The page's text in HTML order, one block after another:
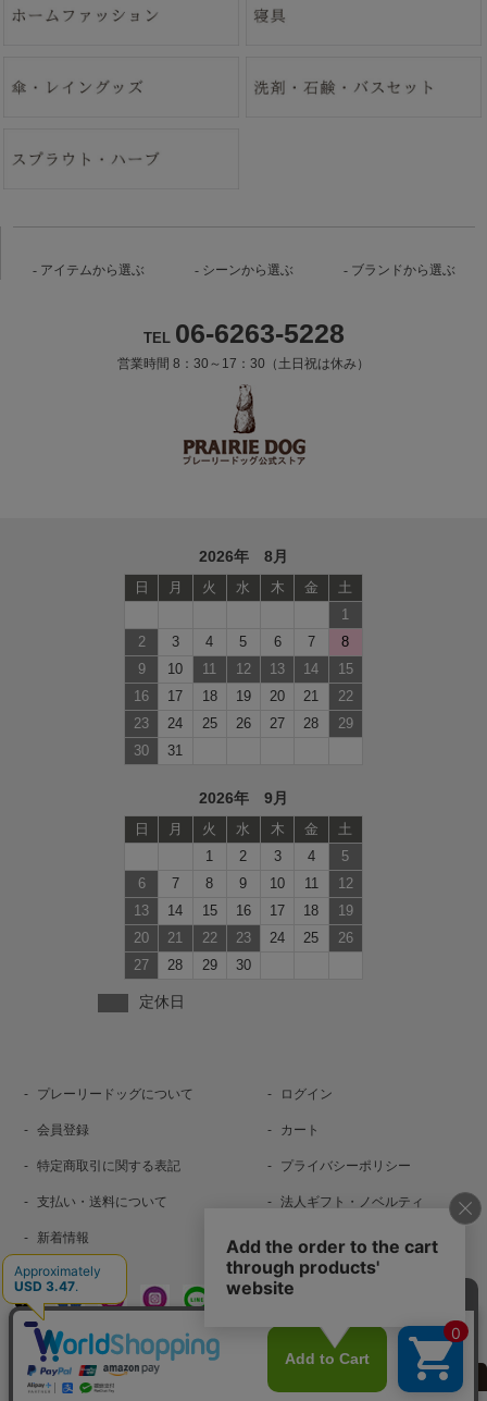
アイテムから選ぶ シーンから選ぶ ブランドから選ぶ
TEL 06-6263-5228
営業時間 8：30～17：30（土日祝は休み）
2026年 8月
日 月 火 水 木 金
土
1
2
3 4 5 6 7
8
9
10 11 12 13 14
15
16
17 18 19 20 21
22
23
24 25 26 27 28
29
30
31
2026年 9月
日 月 火 水 木 金
土
1
2 3 4
5
6
7 8 9 10 11
12
13
14 15 16 17 18
19
20
21 22 23 24 25
26
27
28 29 30
定休日
プレーリードッグについて ログイン
会員登録 カート
特定商取引に関する表記 プライバシーポリシー
支払い・送料について 法人ギフト・ノベルティ
新着情報
お問い合わせ